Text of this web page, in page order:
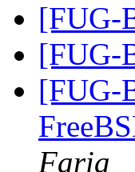
[FUG-
[FUG-
[FUG-
Faria